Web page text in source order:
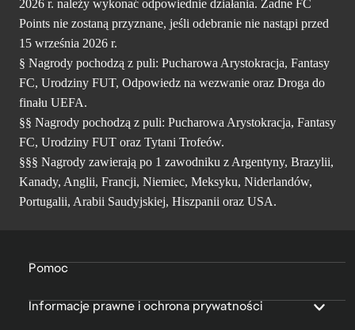
2026 r. należy wykonać odpowiednie działania. Żadne FC
Points nie zostaną przyznane, jeśli odebranie nie nastąpi przed
15 września 2026 r.
§ Nagrody pochodzą z puli: Pucharowa Arystokracja, Fantasy
FC, Urodziny FUT, Odpowiedz na wezwanie oraz Droga do
finału UEFA.
§§ Nagrody pochodzą z puli: Pucharowa Arystokracja, Fantasy
FC, Urodziny FUT oraz Tytani Trofeów.
§§§ Nagrody zawierają po 1 zawodniku z Argentyny, Brazylii,
Kanady, Anglii, Francji, Niemiec, Meksyku, Niderlandów,
Portugalii, Arabii Saudyjskiej, Hiszpanii oraz USA.
Pomoc
Informacje prawne i ochrona prywatności